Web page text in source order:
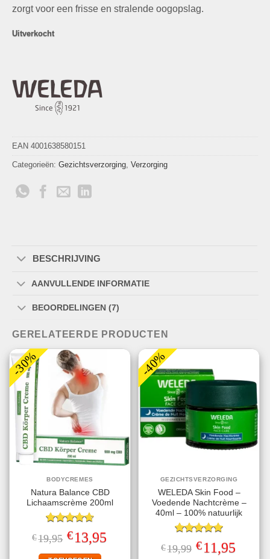
zorgt voor een frisse en stralende oogopslag.
Uitverkocht
EAN 4001638580151
Categorieën: Gezichtsverzorging Verzorging
BESCHRIJVING
AANVULLENDE INFORMATIE
BEOORDELINGEN (7)
GERELATEERDE PRODUCTEN
-30%
BODYCREMES
Natura Balance CBD
Lichaamscrème 200ml
Gewaardeerd
4.67uit 5
€19,95 Oorspronkelijke
prijs
was:
€13,95prijs
-40%
GEZICHTSVERZORGING
WELEDA Skin Food –
Voedende Nachtcrème –
40ml – 100% natuurlijk
Gewaardeerd
5.00uit 5
€19,99 Oorspronkelijke
prijs
€11,95prijs